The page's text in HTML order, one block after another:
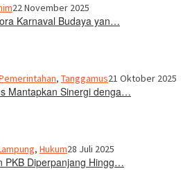
22 November 2025
Karnaval Budaya yan…
, Tanggamus21 Oktober 2025
Mantapkan Sinergi denga…
, Hukum28 Juli 2025
PKB Diperpanjang Hingg…